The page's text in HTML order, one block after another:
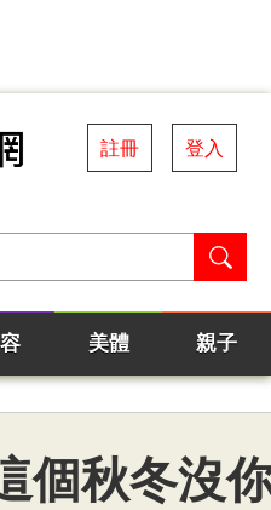
註冊 登入
美體 親子
個秋冬沒